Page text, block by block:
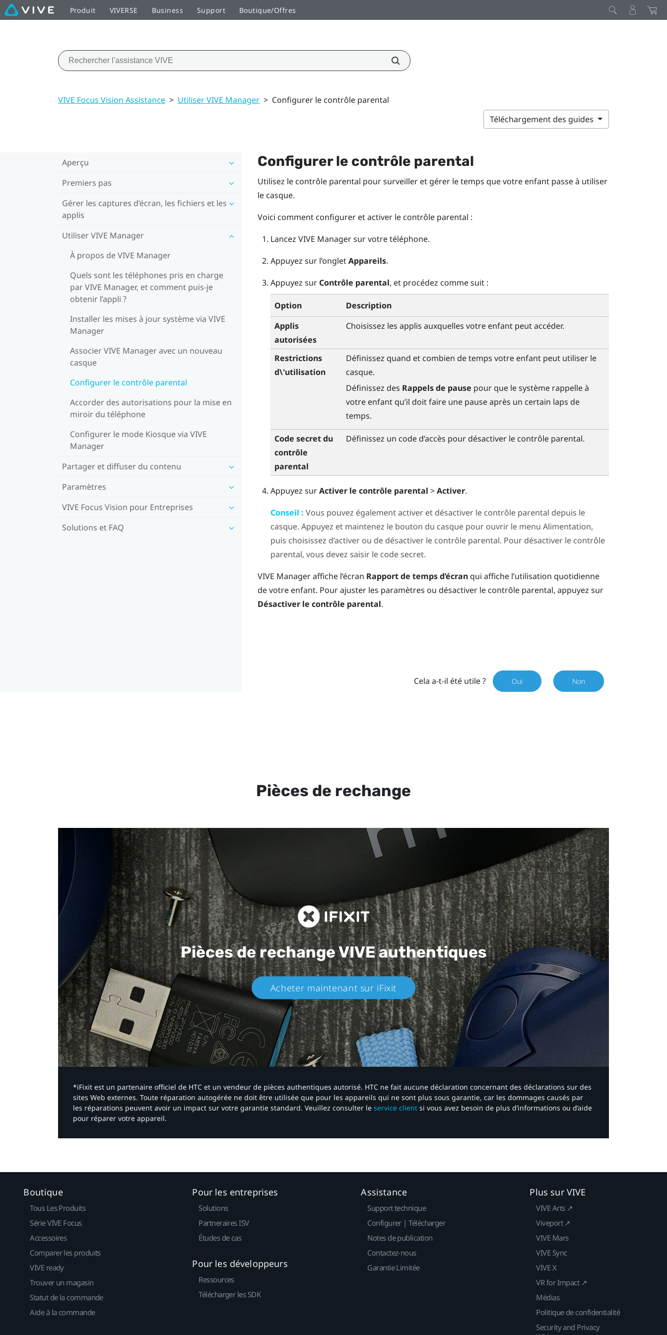
Produit VIVERSE Business Support Boutique/Offres
VIVE Focus Vision Assistance > Utiliser VIVE Manager > Configurer le contrôle parental
Téléchargement des guides
Aperçu
Premiers pas
Gérer les captures d’écran, les fichiers et les
applis
Utiliser VIVE Manager
À propos de VIVE Manager
Quels sont les téléphones pris en charge
par VIVE Manager, et comment puis-je
obtenir l’appli ?
Installer les mises à jour système via VIVE
Manager
Associer VIVE Manager avec un nouveau
casque
Configurer le contrôle parental
Accorder des autorisations pour la mise en
miroir du téléphone
Configurer le mode Kiosque via VIVE
Manager
Partager et diffuser du contenu
Paramètres
VIVE Focus Vision pour Entreprises
Solutions et FAQ
Configurer le contrôle parental
Utilisez le contrôle parental pour surveiller et gérer le temps que votre enfant passe à utiliser
le casque.
Voici comment configurer et activer le contrôle parental :
Lancez VIVE Managersur votre téléphone.
Appuyez sur l’ongletAppareils.
Appuyez sur Contrôle parental, et procédez comme suit :
Option
Description
Applis
autorisées
Choisissez les applis auxquelles votre enfant peut accéder.
Restrictions
d\'utilisation
Définissez quand et combien de temps votre enfant peut utiliser le
casque.
Définissez des Rappels de pause pour que le système rappelle à
votre enfant qu’il doit faire une pause après un certain laps de
temps.
Code secret du
contrôle
parental
Définissez un code d’accès pour désactiver le contrôle parental.
Appuyez surActiver le contrôle parental >Activer.
Conseil : Vous pouvez également activer et désactiver le contrôle parental depuis le
casque. Appuyez et maintenez le bouton du casque pour ouvrir le menu Alimentation,
puis choisissez d’activer ou de désactiver le contrôle parental. Pour désactiver le contrôle
parental, vous devez saisir le code secret.
VIVE Manageraffiche l’écran Rapport de temps d’écranqui affiche l’utilisation quotidienne
de votre enfant. Pour ajuster les paramètres ou désactiver le contrôle parental, appuyez sur
Désactiver le contrôle parental.
Cela a-t-il été utile ? Oui Non
Pièces de rechange
Pièces de rechangeVIVE authentiques​
Acheter maintenant sur iFixit​
*iFixit est un partenaire officiel de HTC et un vendeur de pièces authentiques autorisé. HTC ne fait aucune déclaration concernant des déclarations sur des
sites Web externes. Toute réparation autogérée ne doit être utilisée que pour les appareils qui ne sont plus sous garantie, car les dommages causés par
les réparations peuvent avoir un impact sur votre garantie standard. Veuillez consulter le service client si vous avez besoin de plus d’informations ou d’aide
pour réparer votre appareil.​
Boutique
Tous Les Produits
Série VIVE Focus
Accessoires
Comparer les produits
VIVE ready
Trouver un magasin
Statut de la commande
Aide à la commande
Pour les entreprises
Solutions
Partneraires ISV
Études de cas
Pour les développeurs
Ressources
Télécharger les SDK
Assistance
Support technique
Configurer | Télécharger
Notes de publication
Contactez-nous
Garantie Limitée
Plus sur VIVE
VIVE Arts ↗
Viveport ↗
VIVE Mars
VIVE Sync
VIVE X
VR for Impact ↗
Médias
Politique de confidentialité
Security and Privacy